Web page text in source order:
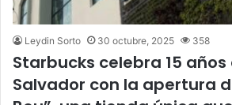
Leydin Sorto 30 octubre, 2025 358
Starbucks celebra 15 años
Salvador con la apertura